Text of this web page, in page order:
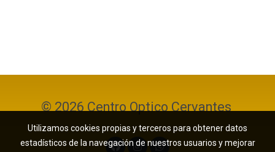
© 2026 Centro Optico Cervantes
Utilizamos cookies propias y terceros para obtener datos
estadísticos de la navegación de nuestros usuarios y mejorar